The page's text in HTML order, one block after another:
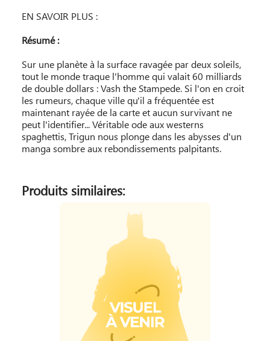
EN SAVOIR PLUS :
Résumé :
Sur une planète à la surface ravagée par deux soleils,
tout le monde traque l'homme qui valait 60 milliards
de double dollars : Vash the Stampede. Si l'on en croit
les rumeurs, chaque ville qu'il a fréquentée est
maintenant rayée de la carte et aucun survivant ne
peut l'identifier... Véritable ode aux westerns
spaghettis, Trigun nous plonge dans les abysses d'un
manga sombre aux rebondissements palpitants.
Produits similaires: